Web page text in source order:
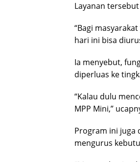
Layanan
“Bagi
hari ini bisa
Ia menyebut,
diperluas ke
“Kalau dulu
MPP Mini,”
Program ini juga
mengurus